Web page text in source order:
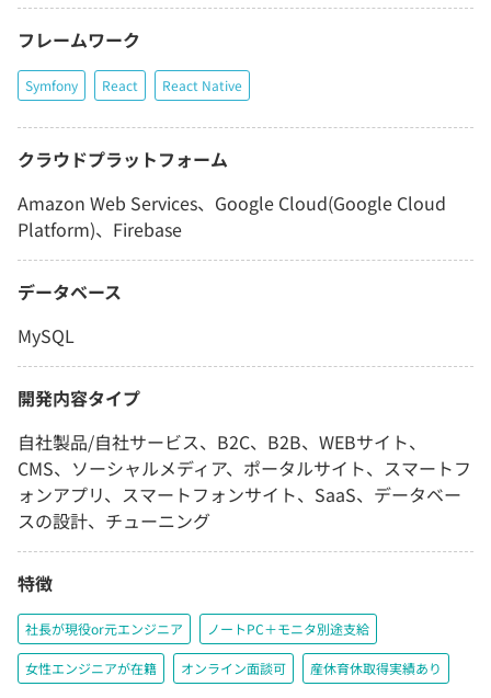
フレームワーク
Symfony React React Native
クラウドプラットフォーム
Amazon Web Services、Google Cloud(Google Cloud
Platform)、Firebase
データベース
MySQL
開発内容タイプ
自社製品/自社サービス、B2C、B2B、WEBサイト、
CMS、ソーシャルメディア、ポータルサイト、スマートフ
ォンアプリ、スマートフォンサイト、SaaS、データベー
スの設計、チューニング
特徴
社長が現役or元エンジニア ノートPC＋モニタ別途支給
女性エンジニアが在籍 オンライン面談可 産休育休取得実績あり